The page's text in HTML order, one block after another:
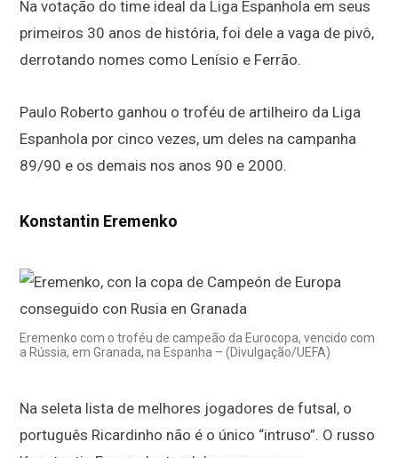
Na votação do time ideal da Liga Espanhola em seus
primeiros 30 anos de história, foi dele a vaga de pivô,
derrotando nomes como Lenísio e Ferrão.
Paulo Roberto ganhou o troféu de artilheiro da Liga
Espanhola por cinco vezes, um deles na campanha
89/90 e os demais nos anos 90 e 2000.
Konstantin Eremenko
Eremenko com o troféu de campeão da Eurocopa, vencido com
a Rússia, em Granada, na Espanha – (Divulgação/UEFA)
Na seleta lista de melhores jogadores de futsal, o
português Ricardinho não é o único “intruso”. O russo